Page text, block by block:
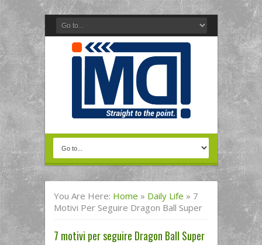
You Are Here: Home » Daily Life » 7
Motivi Per Seguire Dragon Ball Super
7 motivi per seguire Dragon Ball Super